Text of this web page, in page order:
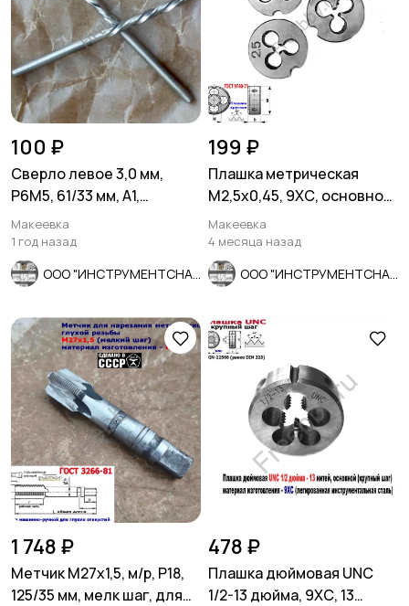
100 ₽
Сверло левое 3,0 мм,
Р6М5, 61/33 мм, А1,
шлифованное, ГОСТ
10902-77.
Макеевка
1 год назад
199 ₽
Плашка метрическая
М2,5х0,45, 9ХС, основной
шаг, 15/3 мм, СССР.
Макеевка
4 месяца назад
1 748 ₽
Метчик М27х1,5, м/р, Р18,
125/35 мм, мелк шаг, для
478 ₽
Плашка дюймовая UNC
1/2-13 дюйма, 9ХС, 13